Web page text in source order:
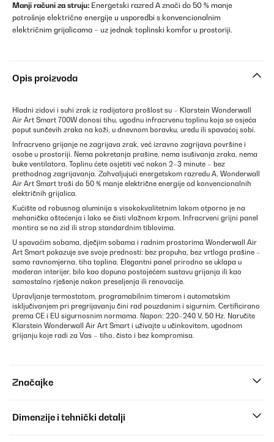
Manji računi za struju: Energetski razred A znači do 50 % manje
potrošnje električne energije u usporedbi s konvencionalnim
električnim grijalicama – uz jednak toplinski komfor u prostoriji.
Opis proizvoda
Hladni zidovi i suhi zrak iz radijatora prošlost su – Klarstein Wonderwall
Air Art Smart 700W donosi tihu, ugodnu infracrvenu toplinu koja se osjeća
poput sunčevih zraka na koži, u dnevnom boravku, uredu ili spavaćoj sobi.
Infracrveno grijanje ne zagrijava zrak, već izravno zagrijava površine i
osobe u prostoriji. Nema pokretanja prašine, nema isušivanja zraka, nema
buke ventilatora. Toplinu ćete osjetiti već nakon 2–3 minute – bez
prethodnog zagrijavanja. Zahvaljujući energetskom razredu A, Wonderwall
Air Art Smart troši do 50 % manje električne energije od konvencionalnih
električnih grijalica.
Kućište od robusnog aluminija s visokokvalitetnim lakom otporno je na
mehanička oštećenja i lako se čisti vlažnom krpom. Infracrveni grijni panel
montira se na zid ili strop standardnim tiblovima.
U spavaćim sobama, dječjim sobama i radnim prostorima Wonderwall Air
Art Smart pokazuje sve svoje prednosti: bez propuha, bez vrtloga prašine –
samo ravnomjerna, tiha toplina. Elegantni panel prirodno se uklapa u
moderan interijer, bilo kao dopuna postojećem sustavu grijanja ili kao
samostalno rješenje nakon preseljenja ili renovacije.
Upravljanje termostatom, programabilnim timerom i automatskim
isključivanjem pri pregrijavanju čini rad pouzdanim i sigurnim. Certificirano
prema CE i EU sigurnosnim normama. Napon: 220–240 V, 50 Hz. Naručite
Klarstein Wonderwall Air Art Smart i uživajte u učinkovitom, ugodnom
grijanju koje radi za Vas – tiho, čisto i bez kompromisa.
Značajke
Dimenzije i tehnički detalji